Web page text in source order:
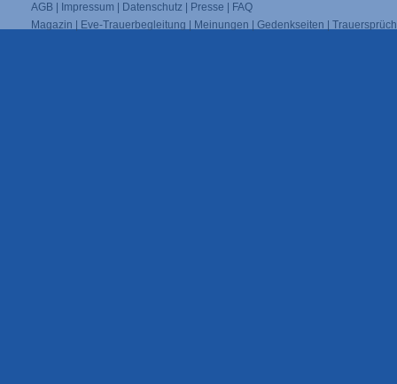
AGB
Impressum Datenschutz Presse
FAQ
Magazin
Eve-Trauerbegleitung Meinungen Gedenkseiten